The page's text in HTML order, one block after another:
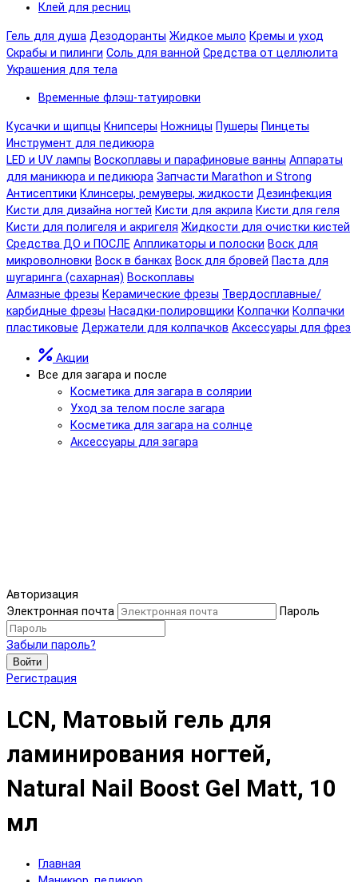
Клей для ресниц
Гель для душа Дезодоранты Жидкое мыло Кремы и уход
Скрабы и пилинги Соль для ванной Средства от целлюлита
Украшения для тела
Временные флэш-татуировки
Кусачки и щипцы Книпсеры Ножницы Пушеры Пинцеты
Инструмент для педикюра
LED и UV лампы Воскоплавы и парафиновые ванны Аппараты
для маникюра и педикюра Запчасти Marathon и Strong
Антисептики Клинсеры, ремуверы, жидкости Дезинфекция
Кисти для дизайна ногтей Кисти для акрила Кисти для геля
Кисти для полигеля и акригеля Жидкости для очистки кистей
Средства ДО и ПОСЛЕ Аппликаторы и полоски Воск для
микроволновки Воск в банках Воск для бровей Паста для
шугаринга (сахарная) Воскоплавы
Алмазные фрезы Керамические фрезы Твердосплавные/
карбидные фрезы Насадки-полировщики Колпачки Колпачки
пластиковые Держатели для колпачков Аксессуары для фрез
Акции
Все для загара и после
Косметика для загара в солярии
Уход за телом после загара
Косметика для загара на солнце
Аксессуары для загара
Авторизация
Электронная почта
Пароль
Забыли пароль?
Войти
Регистрация
LCN, Матовый гель для
ламинирования ногтей,
Natural Nail Boost Gel Matt, 10
мл
Главная